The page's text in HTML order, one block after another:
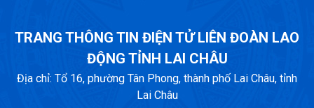
TRANG THÔNG TIN ĐIỆN TỬ LIÊN ĐOÀN LAO
ĐỘNG TỈNH LAI CHÂU
Địa chỉ: Tổ 16, phường Tân Phong, thành phố Lai Châu, tỉnh
Lai Châu